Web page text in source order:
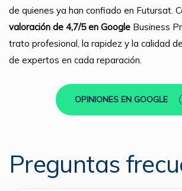
de quienes ya han confiado en Futursat.
valoración de 4,7/5 en Google Business
trato profesional, la rapidez y la calidad
de expertos en cada reparación.
OPINIONES EN GOOGLE
Preguntas